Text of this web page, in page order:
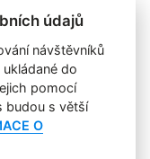
Plné znění licenčních
údajů
návštěvníků
do
pomocí
budou s větší
O